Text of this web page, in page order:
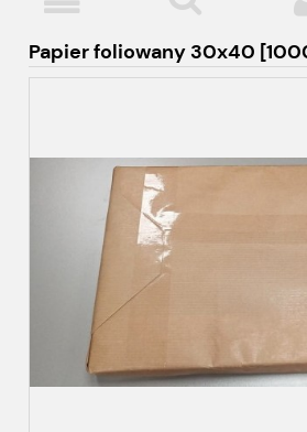
Papier foliowany 30x40